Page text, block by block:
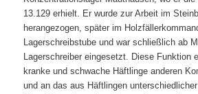
13.129 erhielt. Er wurde zur Arbeit im
herangezogen, später im
Lagerschreibstube und war schließlich ab
Lagerschreiber eingesetzt. Diese Funktion
kranke und schwache Häftlinge anderen
und an das aus Häftlingen